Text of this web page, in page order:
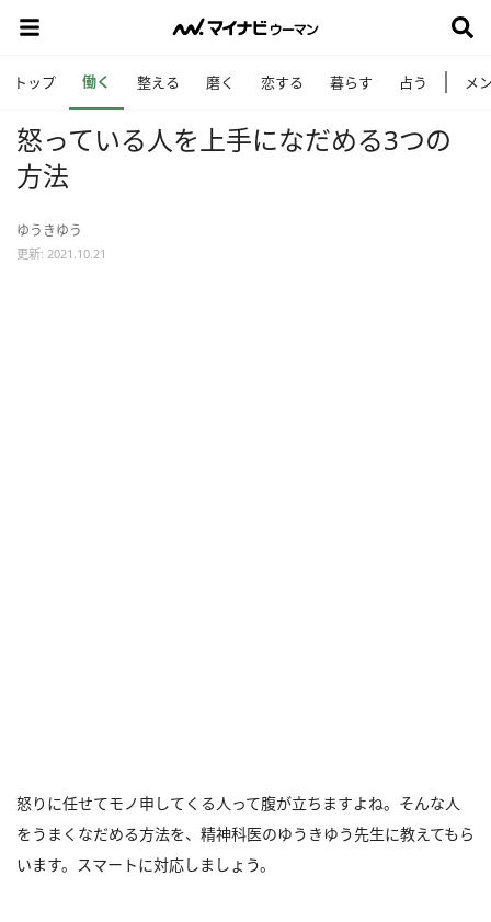
トップ 働く 整える 磨く 恋する 暮らす 占う メ
怒っている人を上手になだめる3つの
方法
ゆうきゆう
更新: 2021.10.21
怒りに任せてモノ申してくる人って腹が立ちますよね。そんな人
をうまくなだめる方法を、精神科医のゆうきゆう先生に教えてもら
います。スマートに対応しましょう。